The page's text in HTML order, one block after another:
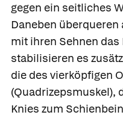
gegen ein seitliches
Daneben
mit ihren Sehnen das
stabilisieren es
die des vierköpfigen
(Quadrizepsmuskel),
Knies zum